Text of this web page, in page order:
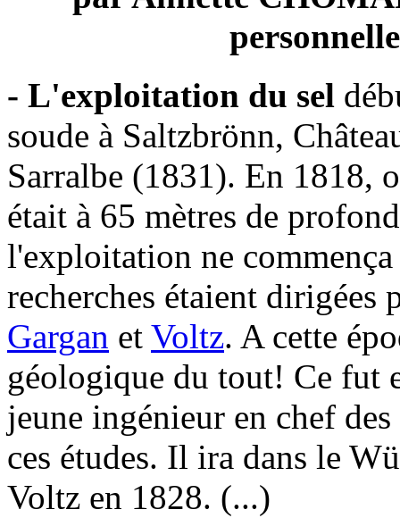
- L'exploitation du sel
soude à Saltzbrönn,
Sarralbe (1831). En 1818,
était à 65 mètres de
l'exploitation ne
recherches étaient dirigées
Gargan et Voltz. A cette
géologique du tout! Ce fut
jeune ingénieur en chef
ces études. Il ira dans le
Voltz en 1828. (...)